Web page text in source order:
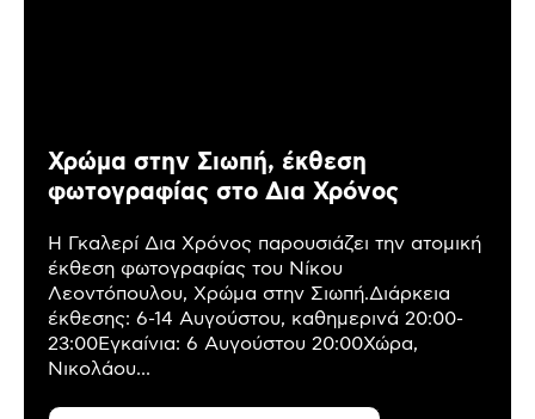
Χρώμα στην Σιωπή, έκθεση
φωτογραφίας στο Δια Χρόνος
Η Γκαλερί Δια Χρόνος παρουσιάζει την ατομική
έκθεση φωτογραφίας του Νίκου
Λεοντόπουλου, Χρώμα στην Σιωπή.Διάρκεια
έκθεσης: 6-14 Αυγούστου, καθημερινά 20:00-
23:00Εγκαίνια: 6 Αυγούστου 20:00Χώρα,
Νικολάου...